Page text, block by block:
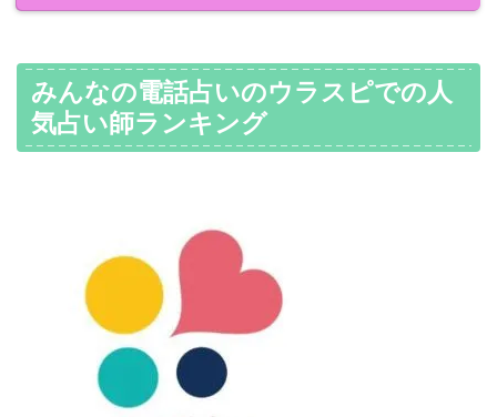
みんなの電話占いのウラスピでの人
気占い師ランキング